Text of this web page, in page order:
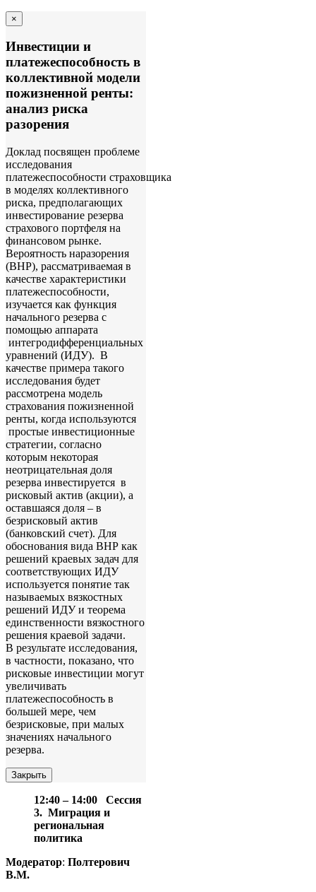
×
Инвестиции и
платежеспособность в
коллективной модели
пожизненной ренты:
анализ риска
разорения
Доклад посвящен проблеме
исследования
платежеспособности страховщика
в моделях коллективного
риска, предполагающих
инвестирование резерва
страхового портфеля на
финансовом рынке.
Вероятность наразорения
(ВНР), рассматриваемая в
качестве характеристики
платежеспособности,
изучается как функция
начального резерва с
помощью аппарата
интегродифференциальных
уравнений (ИДУ). В
качестве примера такого
исследования будет
рассмотрена модель
страхования пожизненной
ренты, когда используются
простые инвестиционные
стратегии, согласно
которым некоторая
неотрицательная доля
резерва инвестируется в
рисковый актив (акции), а
оставшаяся доля – в
безрисковый актив
(банковский счет). Для
обоснования вида ВНР как
решений краевых задач для
соответствующих ИДУ
используется понятие так
называемых вязкостных
решений ИДУ и теорема
единственности вязкостного
решения краевой задачи.
В результате исследования,
в частности, показано, что
рисковые инвестиции могут
увеличивать
платежеспособность в
большей мере, чем
безрисковые, при малых
значениях начального
резерва.
Закрыть
12:40 – 14:00 Сессия
3. Миграция и
региональная
политика
Модератор: Полтерович
В.М.